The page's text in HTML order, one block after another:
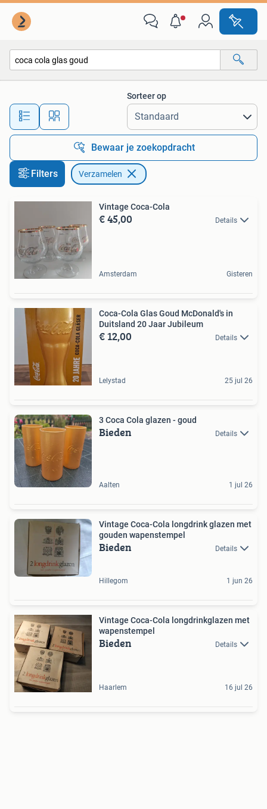
Alle afstanden…
Sorteer op
Bewaar je zoekopdracht
Filters Verzamelen
Vintage Coca-Cola
€ 45,00 Details
Amsterdam Gisteren
Coca-Cola Glas Goud McDonald's in
Duitsland 20 Jaar Jubileum
€ 12,00 Details
Lelystad 25 jul 26
3 Coca Cola glazen - goud
Bieden Details
Aalten 1 jul 26
Vintage Coca-Cola longdrink glazen met
gouden wapenstempel
Bieden Details
Hillegom 1 jun 26
Vintage Coca-Cola longdrinkglazen met
wapenstempel
Bieden Details
Haarlem 16 jul 26